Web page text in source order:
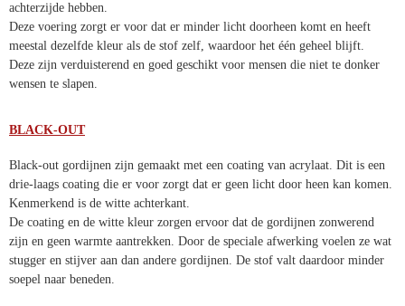
achterzijde hebben.
Deze voering zorgt er voor dat er minder licht doorheen komt en heeft
meestal dezelfde kleur als de stof zelf, waardoor het één geheel blijft.
Deze zijn verduisterend en goed geschikt voor mensen die niet te donker
wensen te slapen.
BLACK-OUT
Black-out gordijnen zijn gemaakt met een coating van acrylaat. Dit is een
drie-laags coating die er voor zorgt dat er geen licht door heen kan komen.
Kenmerkend is de witte achterkant.
De coating en de witte kleur zorgen ervoor dat de gordijnen zonwerend
zijn en geen warmte aantrekken. Door de speciale afwerking voelen ze wat
stugger en stijver aan dan andere gordijnen. De stof valt daardoor minder
soepel naar beneden.